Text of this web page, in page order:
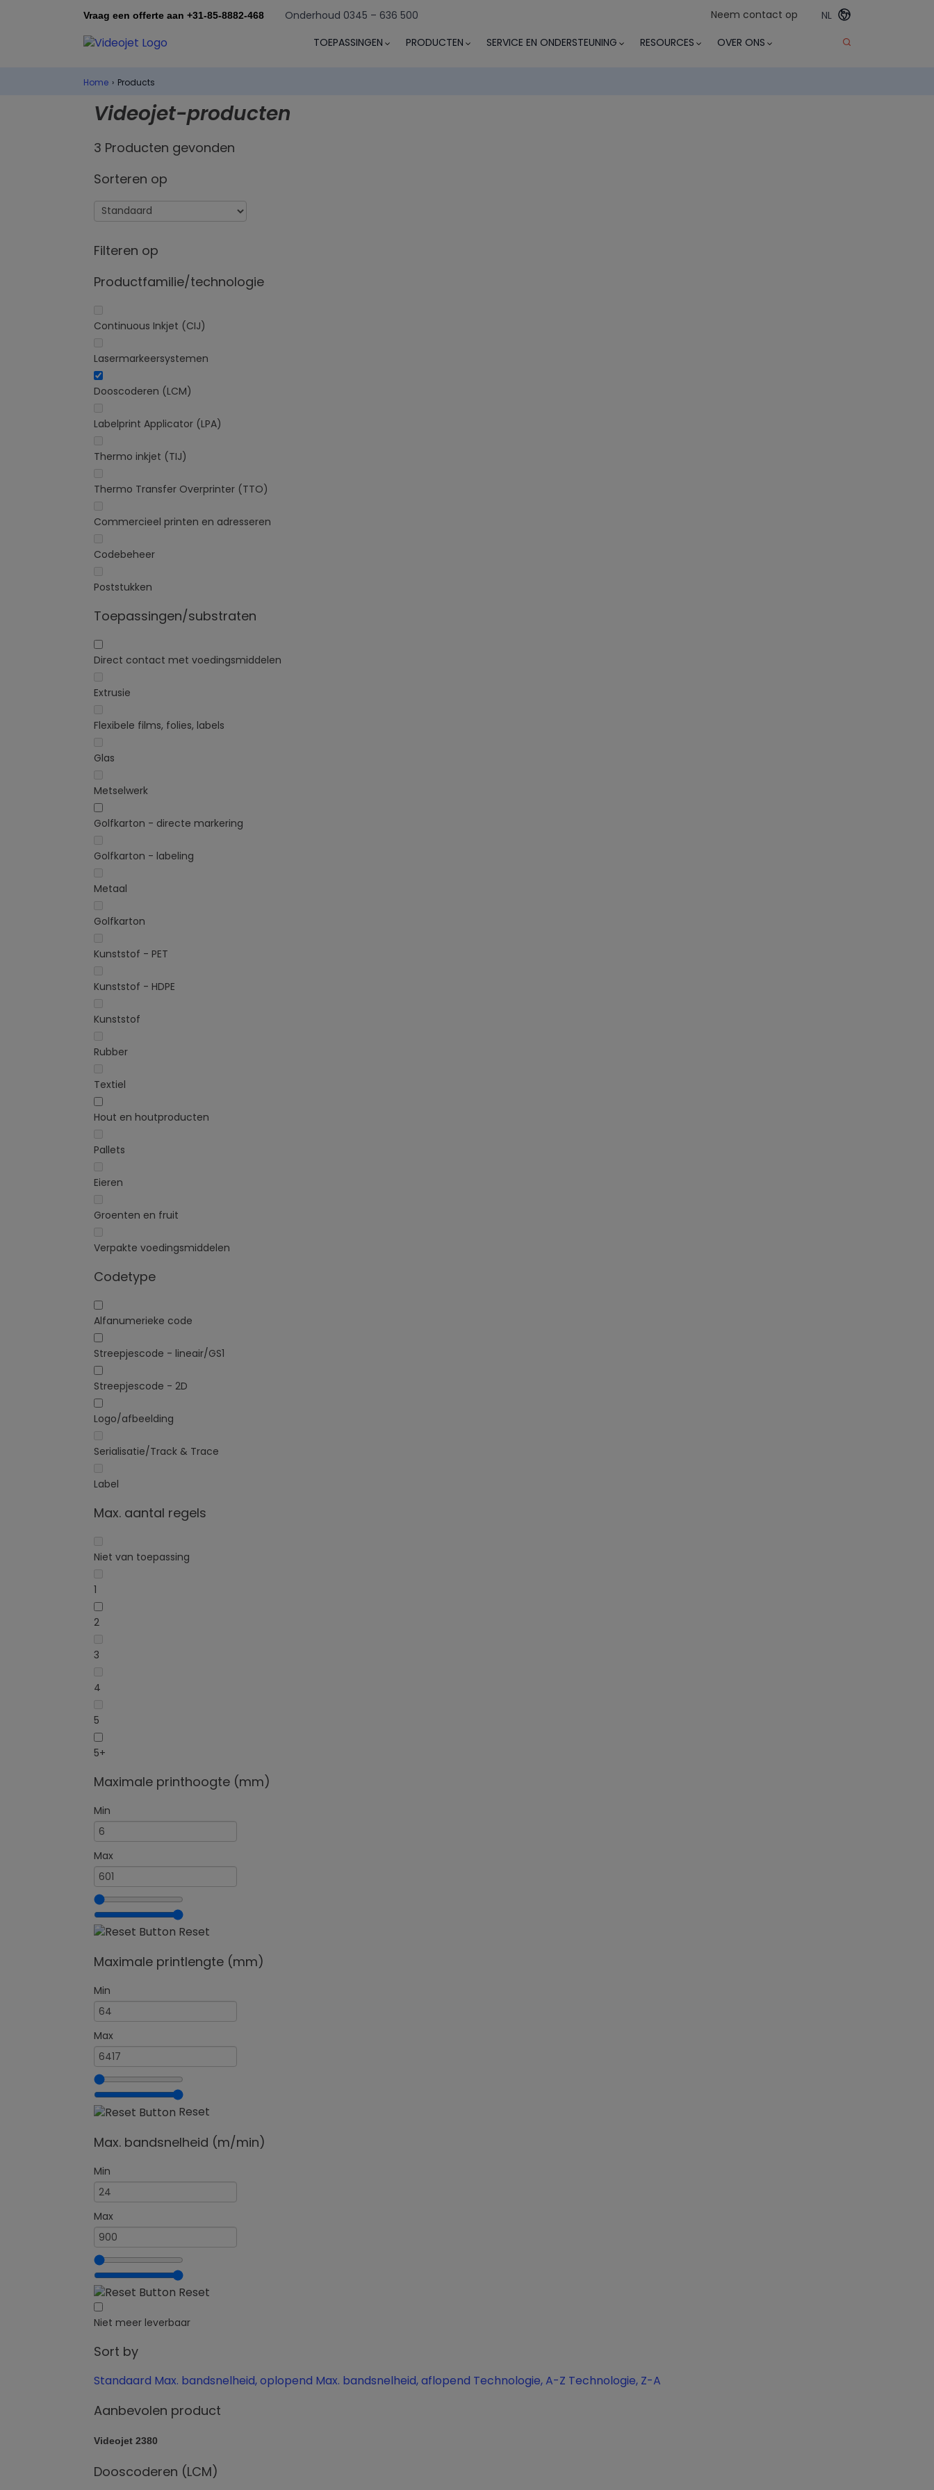
Vraag een offerte aan +31-85-8882-468 Onderhoud 0345 – 636 500 Neem contact op
NL
TOEPASSINGEN
PRODUCTEN SERVICE EN ONDERSTEUNING RESOURCES OVER ONS
Home › Products
Videojet-producten
3 Producten gevonden
Sorteren op
Filteren op
Productfamilie/technologie
Continuous Inkjet (CIJ)
Lasermarkeersystemen
Dooscoderen (LCM)
Labelprint Applicator (LPA)
Thermo inkjet (TIJ)
Thermo Transfer Overprinter (TTO)
Commercieel printen en adresseren
Codebeheer
Poststukken
Toepassingen/substraten
Direct contact met voedingsmiddelen
Extrusie
Flexibele films, folies, labels
Glas
Metselwerk
Golfkarton - directe markering
Golfkarton - labeling
Metaal
Golfkarton
Kunststof - PET
Kunststof - HDPE
Kunststof
Rubber
Textiel
Hout en houtproducten
Pallets
Eieren
Groenten en fruit
Verpakte voedingsmiddelen
Codetype
Alfanumerieke code
Streepjescode - lineair/GS1
Streepjescode - 2D
Logo/afbeelding
Serialisatie/Track & Trace
Label
Max. aantal regels
Niet van toepassing
1
2
3
4
5
5+
Maximale printhoogte (mm)
Min
Max
Reset
Maximale printlengte (mm)
Min
Max
Reset
Max. bandsnelheid (m/min)
Min
Max
Reset
Niet meer leverbaar
Sort by
Standaard Max. bandsnelheid, oplopend Max. bandsnelheid, aflopend Technologie, A-Z Technologie, Z-A
Aanbevolen product
Videojet 2380
Dooscoderen (LCM)